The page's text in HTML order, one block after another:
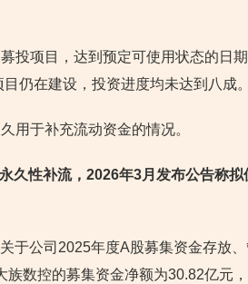
投项目，达到预定可使用状态的日
仍在建设，投资进度均未达到八成。
用于补充流动资金的情况。
久性补流，2026年3月发布公告称
于公司2025年度A股募集资金存放
数控的募集资金净额为30.82亿元